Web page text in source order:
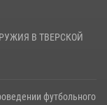
В ТВЕРСКОЙ
футбольного